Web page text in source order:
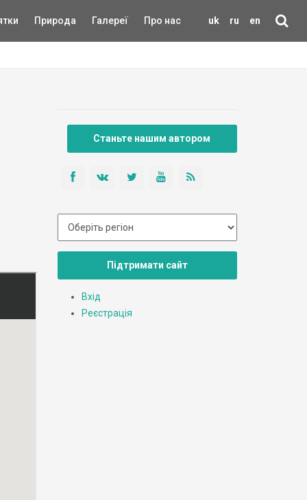
uk ru en
Природа Галереї Про нас
Станьте нашим автором
Підтримати сайт
Вхід
Реєстрація